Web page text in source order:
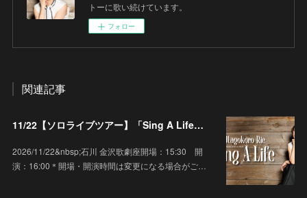
トーに歌い続けています。
フォロー
関連記事
11/22【ソロライブツアー】「Sing A Life」石川 金沢歌劇座
2026/11/22&nbsp;石川 金沢歌劇座開場：15:30 開
演：16:00＊開場・開演時間は変更になる場合がご…